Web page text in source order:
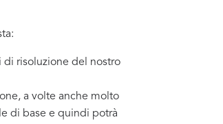
risoluzione del nostro
a volte anche molto
di base e quindi potrà